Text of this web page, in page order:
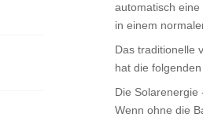
automatisch
in einem
Das traditionelle
hat die
Die
Wenn ohne die